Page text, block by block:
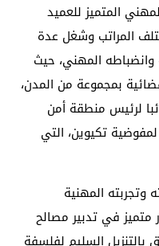
المتميز للعميد
المراتب وشغل عدة
وانضباطه المهني، حيث
بمجموعة من المدن،
لرئيس منطقة أمن
تكيوين، التي
المهنية
متميز في تدبير مصالح
بالتنزيل السليم لفلسفة